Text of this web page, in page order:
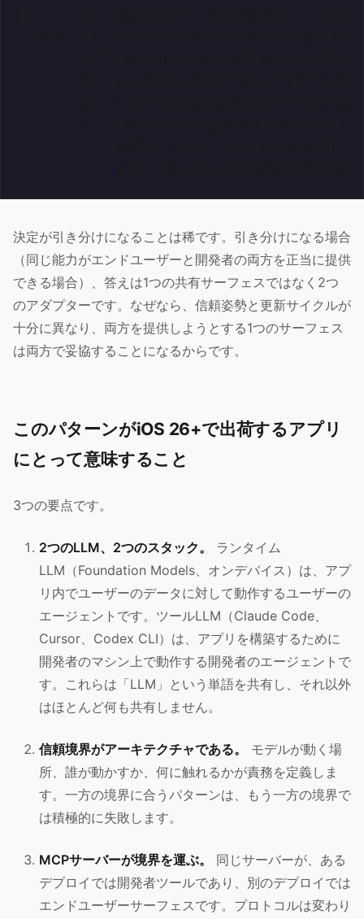
決定が引き分けになることは稀です。引き分けになる場合
（同じ能力がエンドユーザーと開発者の両方を正当に提供
できる場合）、答えは1つの共有サーフェスではなく2つ
のアダプターです。なぜなら、信頼姿勢と更新サイクルが
十分に異なり、両方を提供しようとする1つのサーフェス
は両方で妥協することになるからです。
このパターンがiOS 26+で出荷するアプリ
にとって意味すること
3つの要点です。
2つのLLM、2つのスタック。
ランタイム
LLM（Foundation Models、オンデバイス）は、アプ
リ内でユーザーのデータに対して動作するユーザーの
エージェントです。ツールLLM（Claude Code、
Cursor、Codex CLI）は、アプリを構築するために
開発者のマシン上で動作する開発者のエージェントで
す。これらは「LLM」という単語を共有し、それ以外
はほとんど何も共有しません。
信頼境界がアーキテクチャである。
モデルが動く場
所、誰が動かすか、何に触れるかが責務を定義しま
す。一方の境界に合うパターンは、もう一方の境界で
は積極的に失敗します。
MCPサーバーが境界を運ぶ。
同じサーバーが、ある
デプロイでは開発者ツールであり、別のデプロイでは
エンドユーザーサーフェスです。プロトコルは変わり